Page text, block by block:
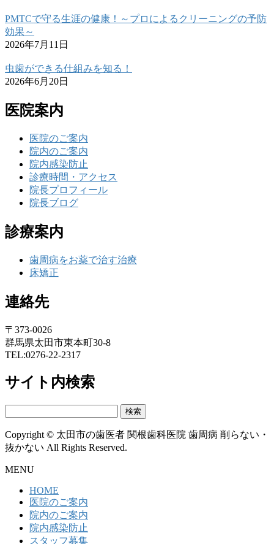
PMTCで守る生涯の健康！～プロによるクリーニングの予防
効果～
2026年7月11日
虫歯ができる仕組みを知る！
2026年6月20日
医院案内
医院のご案内
院内のご案内
院内感染防止
診療時間・アクセス
院長プロフィール
院長ブログ
診療案内
歯周病をお薬で治す治療
床矯正
連絡先
〒373-0026
群馬県太田市東本町30-8
TEL:0276-22-2317
サイト内検索
Copyright © 太田市の歯医者 関根歯科医院 歯周病 削らない・
抜かない All Rights Reserved.
MENU
HOME
医院のご案内
院内のご案内
院内感染防止
スタッフ募集